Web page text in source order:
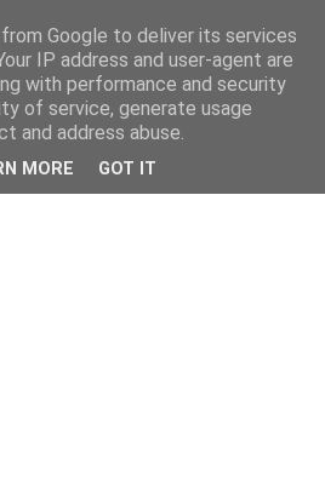
Google to deliver its services
IP address and user-agent are
with performance and security
of service, generate usage
and address abuse.
MORE GOT IT